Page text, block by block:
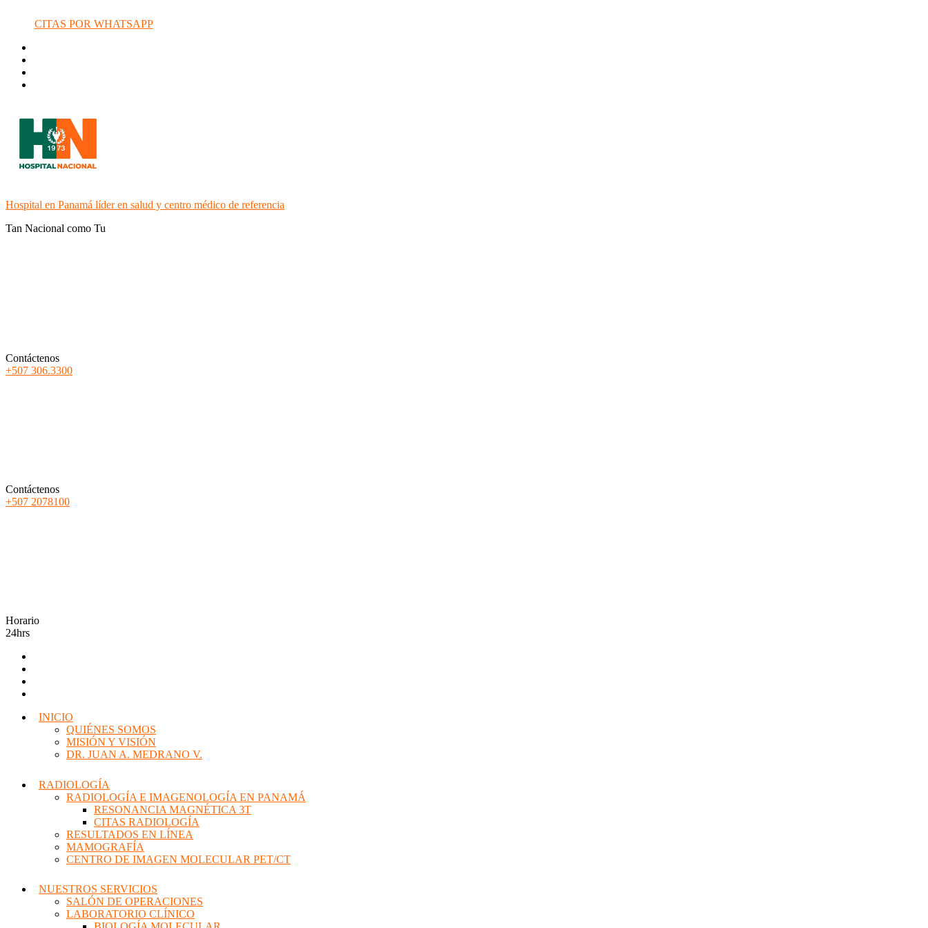
CITAS POR WHATSAPP
Hospital en Panamá líder en salud y centro médico de referencia
Tan Nacional como Tu
Contáctenos
+507 306.3300
Contáctenos
+507 2078100
Horario
24hrs
INICIO
QUIÉNES SOMOS
MISIÓN Y VISIÓN
DR. JUAN A. MEDRANO V.
RADIOLOGÍA
RADIOLOGÍA E IMAGENOLOGÍA EN PANAMÁ
RESONANCIA MAGNÉTICA 3T
CITAS RADIOLOGÍA
RESULTADOS EN LÍNEA
MAMOGRAFÍA
CENTRO DE IMAGEN MOLECULAR PET/CT
NUESTROS SERVICIOS
SALÓN DE OPERACIONES
LABORATORIO CLÍNICO